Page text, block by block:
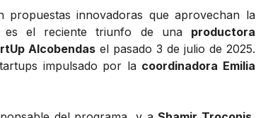
propuestas innovadoras que aprovechan la
es el reciente triunfo de una productora
Alcobendas el pasado 3 de julio de 2025.
impulsado por la coordinadora Emilia